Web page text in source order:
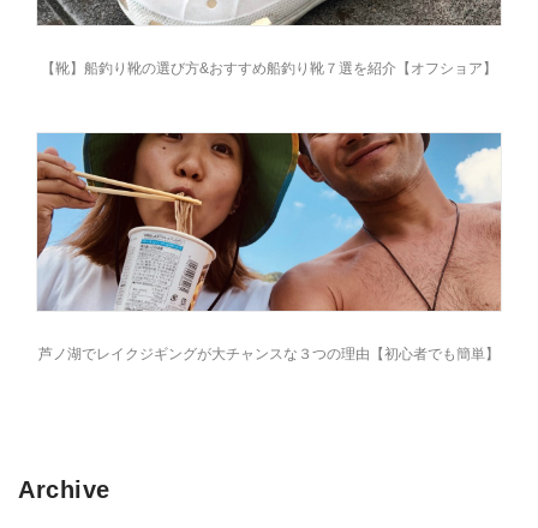
【靴】船釣り靴の選び方&おすすめ船釣り靴７選を紹介【オフショア】
芦ノ湖でレイクジギングが大チャンスな３つの理由【初心者でも簡単】
Archive